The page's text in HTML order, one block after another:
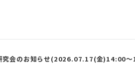
究会のお知らせ(2026.07.17(金)14:00～